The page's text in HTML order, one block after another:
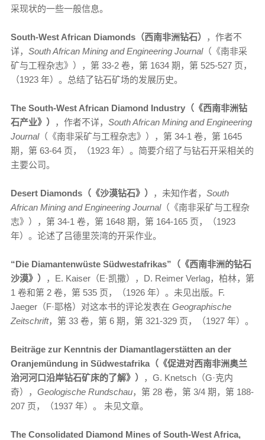
采现状的一些一般信息。
South-West African Diamonds（西南非洲钻石）
，作者不
详， South African Mining and Engineering Journal（《南非采
矿与工程杂志》），第 33-2 卷，第 1634 期，第 525-527 页，
（1923 年）。总结了钻石矿场的发展历史。
The South-West African Diamond Industry（《西南非洲钻
石产业》）
，作者不详， South African Mining and Engineering
Journal（《南非采矿与工程杂志》），第 34-1 卷，第 1645
期，第 63-64 页，（1923 年）。简要介绍了与钻石开采相关的
主要公司。
Desert Diamonds（《沙漠钻石》） ，未知作者， South
African Mining and Engineering Journal（《南非采矿与工程杂
志》），第 34-1 卷，第 1648 期，第 164-165 页，（1923
年）。论述了吕德里茨湾的开采作业。
“Die Diamantenwüste Südwestafrikas”（《西南非洲的钻石
沙漠》）
，E. Kaiser（E·凯撒），D. Reimer Verlag，柏林，第
1 卷和第 2 卷，第 535 页，（1926 年）。未见出版。F.
Jaeger（F·耶格）对这本书的评论发表在 Geographische
Zeitschrift，第 33 卷，第 6 期，第 321-329 页，（1927 年）。
Beiträge zur Kenntnis der Diamantlagerstätten an der
Oranjemündung in Südwestafrika（《促进对西南非洲奥兰
治河河口沿岸钻石矿床的了解》）
，G. Knetsch（G·克内
奇）， Geologische Rundschau，第 28 卷，第 3/4 期，第 188-
207 页，（1937 年）。 未见文章。
The Consolidated Diamond Mines of South-West Africa,